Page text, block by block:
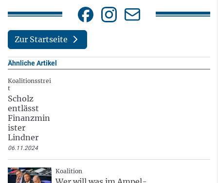
Zur Startseite
Ähnliche Artikel
Koalitionsstrei
t
Scholz
entlässt
Finanzmin
ister
Lindner
06.11.2024
Koalition